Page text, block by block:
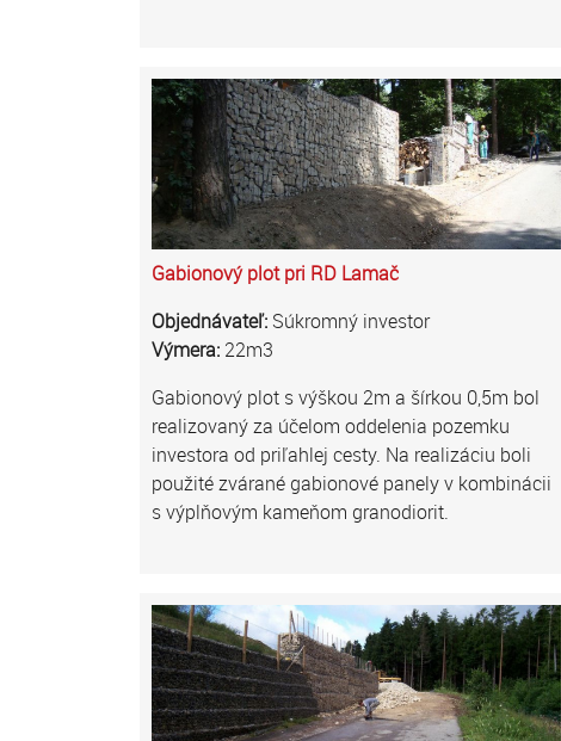
Gabionový plot pri RD Lamač
Objednávateľ: Súkromný investor
Výmera: 22m3
Gabionový plot s výškou 2m a šírkou 0,5m bol
realizovaný za účelom oddelenia pozemku
investora od priľahlej cesty. Na realizáciu boli
použité zvárané gabionové panely v kombinácii
s výplňovým kameňom granodiorit.